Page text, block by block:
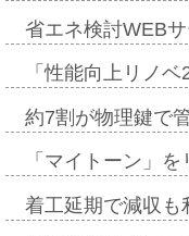
省エネ検討WEB
「性能向上リノ
約7割が物理鍵で
「マイトーン」
着工延期で減収